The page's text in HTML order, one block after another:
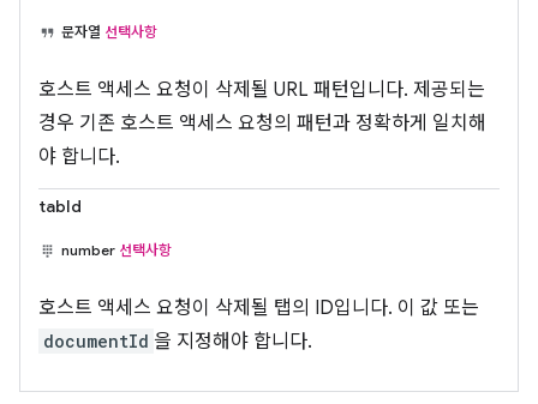
문자열 선택사항
호스트 액세스 요청이 삭제될 URL 패턴입니다. 제공되는
경우 기존 호스트 액세스 요청의 패턴과 정확하게 일치해
야 합니다.
tabId
number 선택사항
호스트 액세스 요청이 삭제될 탭의 ID입니다. 이 값 또는
documentId 을 지정해야 합니다.